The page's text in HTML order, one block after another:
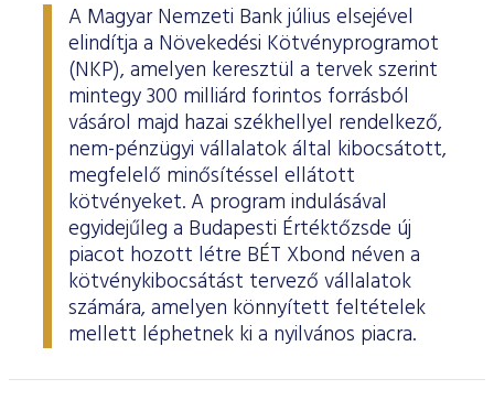
A Magyar Nemzeti Bank július elsejével
elindítja a Növekedési Kötvényprogramot
(NKP), amelyen keresztül a tervek szerint
mintegy 300 milliárd forintos forrásból
vásárol majd hazai székhellyel rendelkező,
nem-pénzügyi vállalatok által kibocsátott,
megfelelő minősítéssel ellátott
kötvényeket. A program indulásával
egyidejűleg a Budapesti Értéktőzsde új
piacot hozott létre BÉT Xbond néven a
kötvénykibocsátást tervező vállalatok
számára, amelyen könnyített feltételek
mellett léphetnek ki a nyilvános piacra.